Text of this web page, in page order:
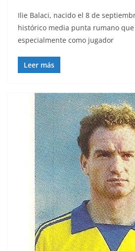
Ilie Balaci, nacido el 8 de
histórico media punta rumano
especialmente como jugador
Leer más